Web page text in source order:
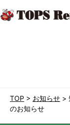
愛知、名古屋、刈谷で長期格
TOP > お知らせ >
のお知らせ